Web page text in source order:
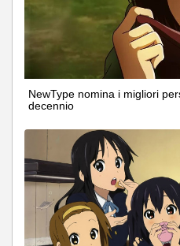
NewType nomina i migliori
decennio